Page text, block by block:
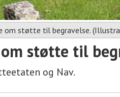
om støtte til begravelse.
støtte til
og Nav.